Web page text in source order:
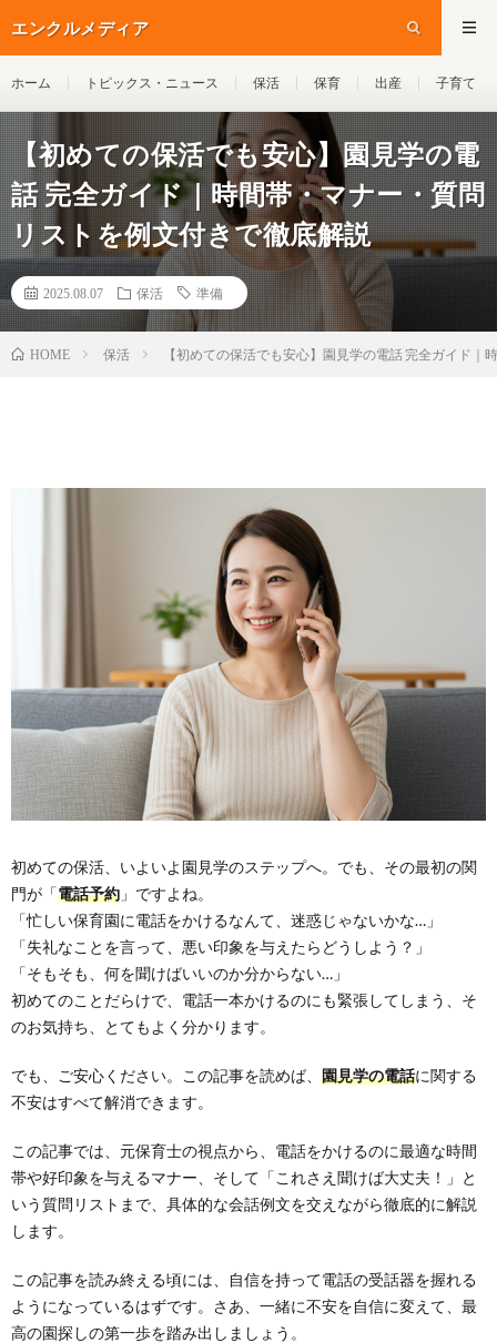
エンクルメディア
ホーム トピックス・ニュース 保活 保育 出産 子育て
【初めての保活でも安心】園見学の電
話 完全ガイド｜時間帯・マナー・質問
リストを例文付きで徹底解説
2025.08.07 保活 準備
HOME 保活 【初めての保活でも安心】園見学の電話 完全ガイド
初めての保活、いよいよ園見学のステップへ。でも、その最初の関
門が「電話予約 」ですよね。
「忙しい保育園に電話をかけるなんて、迷惑じゃないかな…」
「失礼なことを言って、悪い印象を与えたらどうしよう？」
「そもそも、何を聞けばいいのか分からない…」
初めてのことだらけで、電話一本かけるのにも緊張してしまう、そ
のお気持ち、とてもよく分かります。
でも、ご安心ください。この記事を読めば、 園見学の電話に関する
不安はすべて解消できます。
この記事では、元保育士の視点から、電話をかけるのに最適な時間
帯や好印象を与えるマナー、そして「これさえ聞けば大丈夫！」と
いう質問リストまで、具体的な会話例文を交えながら徹底的に解説
します。
この記事を読み終える頃には、自信を持って電話の受話器を握れる
ようになっているはずです。さあ、一緒に不安を自信に変えて、最
高の園探しの第一歩を踏み出しましょう。